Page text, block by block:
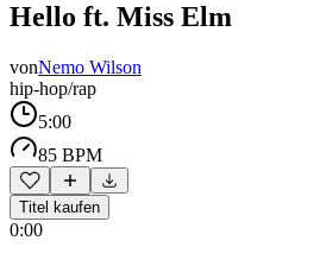
Hello ft. Miss Elm
vonNemo Wilson
hip-hop/rap
5:00
85 BPM
Titel kaufen
0:00